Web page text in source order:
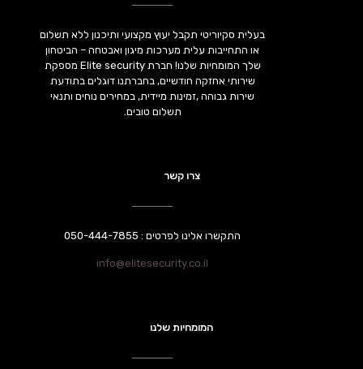
בעלית סקיוריטי תקבל יעוץ מקצועי ותיכנון ללא תשלום
או התחייבות עלית מערכות מיגון ואבטחה – הביטחון
שלך המומחיות שלנו! חברת Elite security מספקת
שירותי אחזקה חודשיים, בחברתנו דוגלים בתודעת
שירות גבוהה ,זמינות מיידית, במחירים נוחים ותנאי
תשלום טובים.
צרו קשר
התקשרו אלינו לפרטים : 050-444-7855
info@elitesecurity.co.il
המומחיות שלנו